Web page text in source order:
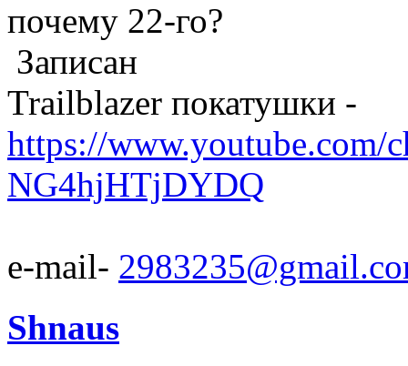
почему 22-го?
Записан
Trailblazer покатушки -
https://
NG4hjHTjDYDQ
e-mail-
Shnaus